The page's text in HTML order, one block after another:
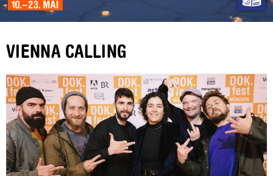
VIENNA CALLING